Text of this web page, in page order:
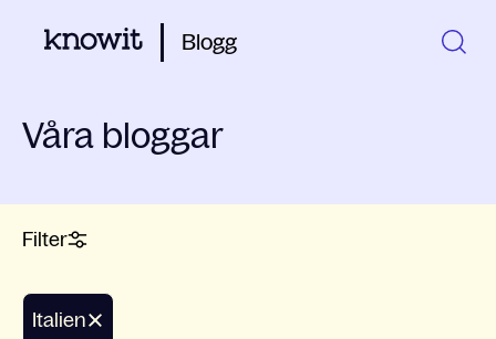
Blogg
Våra bloggar
Filter
Italien